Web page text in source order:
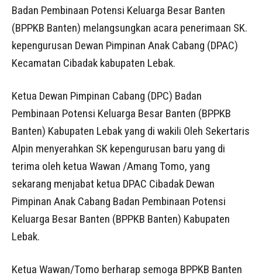
Badan Pembinaan Potensi Keluarga Besar Banten
(BPPKB Banten) melangsungkan acara penerimaan SK.
kepengurusan Dewan Pimpinan Anak Cabang (DPAC)
Kecamatan Cibadak kabupaten Lebak.
Ketua Dewan Pimpinan Cabang (DPC) Badan
Pembinaan Potensi Keluarga Besar Banten (BPPKB
Banten) Kabupaten Lebak yang di wakili Oleh Sekertaris
Alpin menyerahkan SK kepengurusan baru yang di
terima oleh ketua Wawan /Amang Tomo, yang
sekarang menjabat ketua DPAC Cibadak Dewan
Pimpinan Anak Cabang Badan Pembinaan Potensi
Keluarga Besar Banten (BPPKB Banten) Kabupaten
Lebak.
Ketua Wawan/Tomo berharap semoga BPPKB Banten